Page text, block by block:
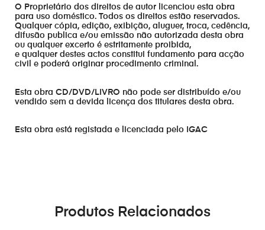
O Proprietário dos direitos de autor licenciou esta obra
para uso doméstico. Todos os direitos estão reservados.
Qualquer cópia, edição, exibição, aluguer, troca, cedência,
difusão publica e/ou emissão não autorizada desta obra
ou qualquer excerto é estritamente proibida,
e qualquer destes actos constitui fundamento para acção
civil e poderá originar procedimento criminal.
Esta obra CD/DVD/LIVRO não pode ser distribuído e/ou
vendido sem a devida licença dos titulares desta obra.
Esta obra está registada e licenciada pelo IGAC
Produtos Relacionados